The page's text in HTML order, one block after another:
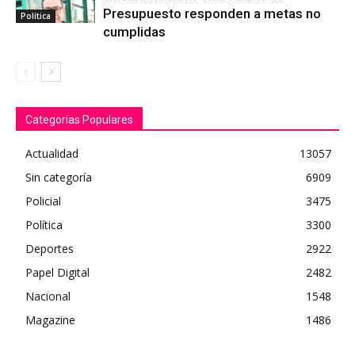
Política
Presupuesto responden a metas no
cumplidas
Categorías Populares
Actualidad
13057
Sin categoría
6909
Policial
3475
Política
3300
Deportes
2922
Papel Digital
2482
Nacional
1548
Magazine
1486